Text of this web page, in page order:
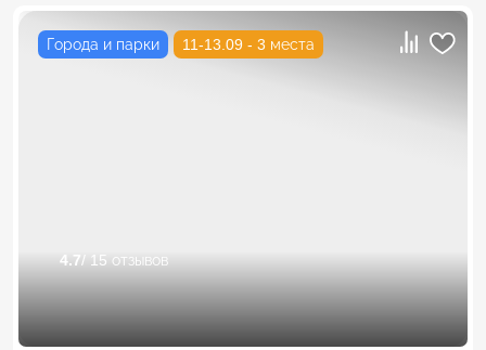
Города и парки 11-13.09 - 3 места
4.7/ 15 отзывов